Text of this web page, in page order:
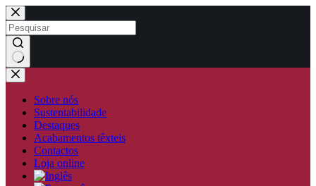
Pular
para
o
conteúdo
Sem
resultados
Sobre nós
Sustentabilidade
Destaques
Acabamentos têxteis
Contactos
Loja online